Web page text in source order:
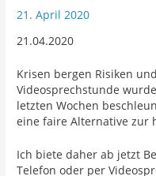
21. April 2020
21.04.2020
Krisen bergen Risiken
Videosprechstunde
letzten Wochen
eine faire Alternative zur
Ich biete daher ab jetzt
Telefon oder per